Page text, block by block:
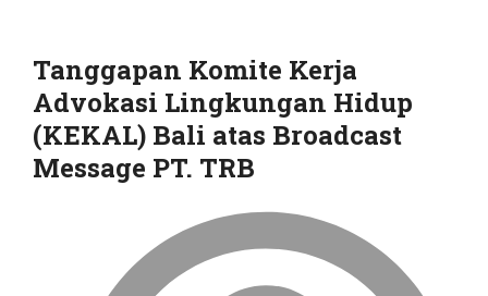
Tanggapan Komite Kerja
Advokasi Lingkungan Hidup
(KEKAL) Bali atas Broadcast
Message PT. TRB